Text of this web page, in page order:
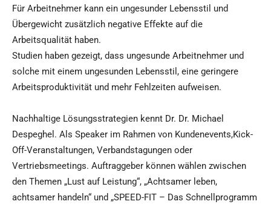
Für Arbeitnehmer kann ein ungesunder Lebensstil und
Übergewicht zusätzlich negative Effekte auf die
Arbeitsqualität haben.
Studien haben gezeigt, dass ungesunde Arbeitnehmer und
solche mit einem ungesunden Lebensstil, eine geringere
Arbeitsproduktivität und mehr Fehlzeiten aufweisen.
Nachhaltige Lösungsstrategien kennt Dr. Dr. Michael
Despeghel. Als Speaker im Rahmen von Kundenevents,Kick-
Off-Veranstaltungen, Verbandstagungen oder
Vertriebsmeetings. Auftraggeber können wählen zwischen
den Themen „Lust auf Leistung“, „Achtsamer leben,
achtsamer handeln“ und „SPEED-FIT – Das Schnellprogramm